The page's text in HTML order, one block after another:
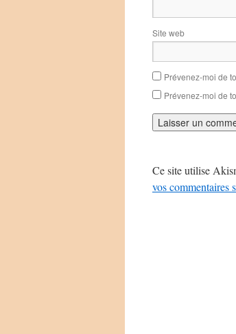
Site web
Prévenez-moi de
Prévenez-moi de
Ce site utilise
vos commentaires